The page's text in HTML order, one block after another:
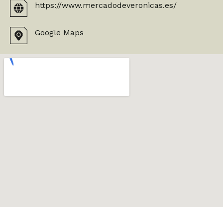
https://www.mercadodeveronicas.es/
Google Maps